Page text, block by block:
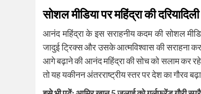
सोशल मीडिया पर महिंद्रा की
आनंद महिंद्रा के इस सराहनीय कदम की सोशल
जादुई ट्रिक्स और उसके आत्मविश्वास की सराहना
आगे बढ़ाने की आनंद महिंद्रा की सोच को सलाम कर रहे
तो यह यकीनन अंतरराष्ट्रीय स्तर पर देश का गौरव